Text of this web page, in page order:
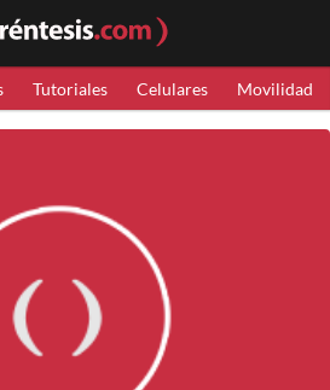
Tutoriales Celulares Movilidad